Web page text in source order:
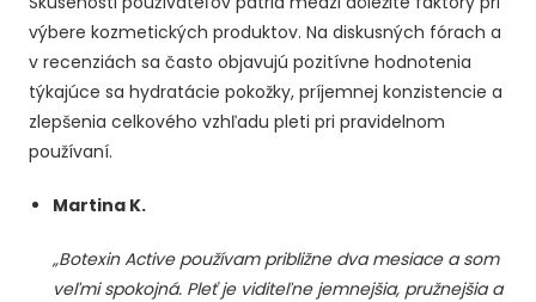
výbere kozmetických produktov. Na diskusných fórach a
v recenziách sa často objavujú pozitívne hodnotenia
týkajúce sa hydratácie pokožky, príjemnej konzistencie a
zlepšenia celkového vzhľadu pleti pri pravidelnom
používaní.
Martina K.
„Botexin Active používam približne dva mesiace a som
veľmi spokojná. Pleť je viditeľne jemnejšia, pružnejšia a